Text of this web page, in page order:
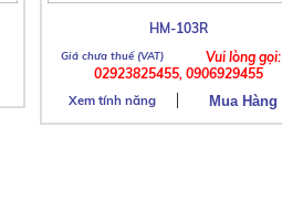
HM-103R
Vui lòng gọi:
02923825455, 0906929455
Xem tính năng